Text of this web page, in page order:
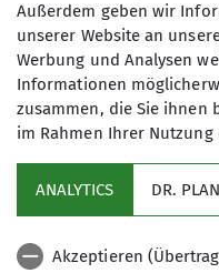
Theo Lutz
Jugendreferent |
Gruppenleiter
+49 7453
Außerdem geben wir
unserer Website an
Werbung und Analysen
Informationen
zusammen, die Sie ihnen
im Rahmen Ihrer
ANALYTICS DR.
Akzeptieren